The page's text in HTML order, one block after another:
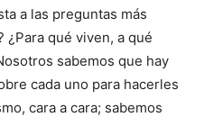
a las preguntas más
¿Para qué viven, a qué
sabemos que hay
cada uno para hacerles
cara a cara; sabemos